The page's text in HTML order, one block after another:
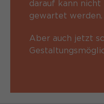
darauf kann nicht
gewartet werden.
Aber auch jetzt